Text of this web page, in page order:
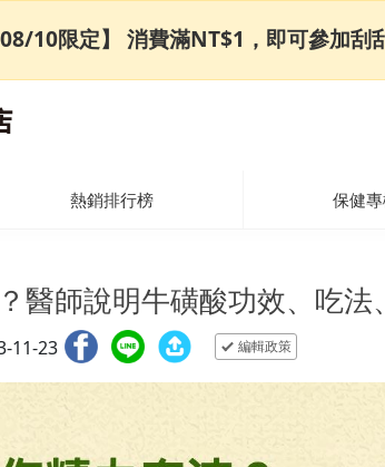
熱銷排行榜 保健
醫師說明牛磺酸功效、吃法
11-23 編輯政策
10限定】 消費滿NT$1，即可參加刮